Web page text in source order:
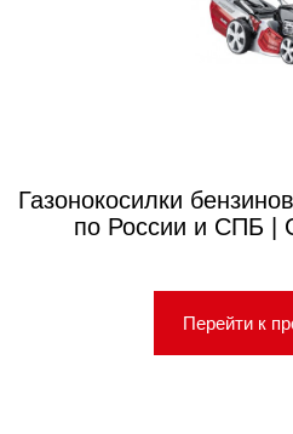
Газонокосилки
по России и СПБ |
Перейти к